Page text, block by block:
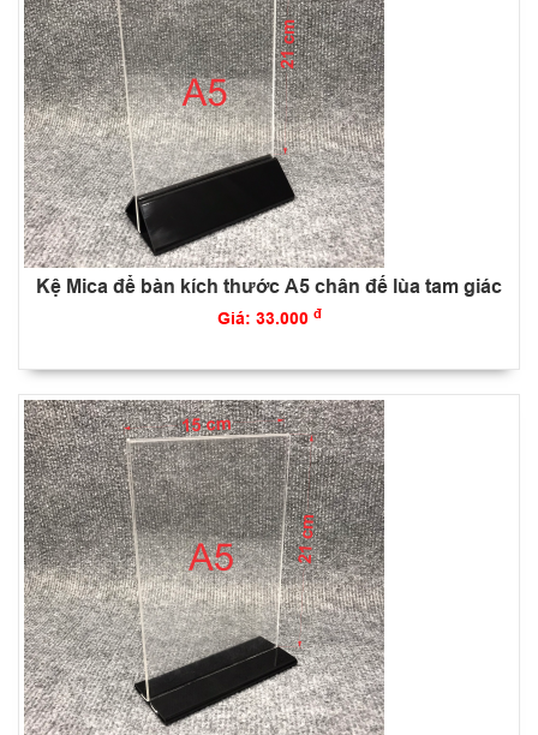
Kệ Mica để bàn kích thước A5 chân đế lùa tam giác
Giá: 33.000 đ